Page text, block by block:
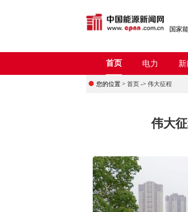
国家
首页 电力
您的位置 > 首页 -> 伟大征程
伟大